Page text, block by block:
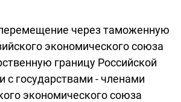
через таможенную
экономического союза
границу Российской
с государствами - членами
экономического союза